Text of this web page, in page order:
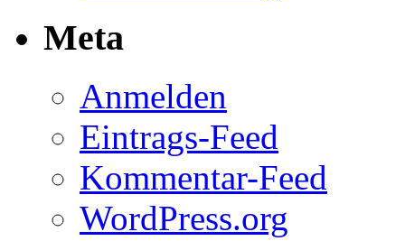
Meta
Anmelden
Eintrags-Feed
Kommentar-Feed
WordPress.org